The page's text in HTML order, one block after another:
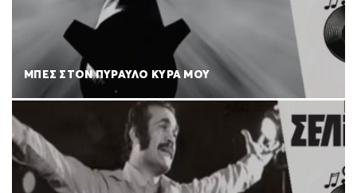
ΜΠΕΣ ΣΤΟΝ ΠΥΡΑΥΛΟ ΚΥΡΑ ΜΟΥ